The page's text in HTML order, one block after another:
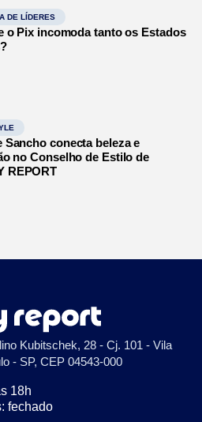
DE LÍDERES
o Pix incomoda tanto os Estados
Sancho conecta beleza e
no Conselho de Estilo de
REPORT
Kubitschek, 28 - Cj. 101 - Vila
- SP, CEP 04543-000
18h
fechado